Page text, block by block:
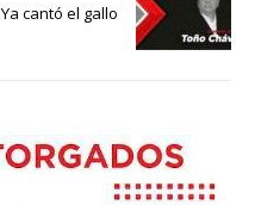
Ya cantó el gallo